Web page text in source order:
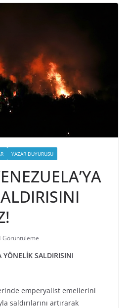
YAZAR DUYURUSU
Görüntüleme
YÖNELİK SALDIRISINI
emperyalist emellerini
saldırılarını artırarak